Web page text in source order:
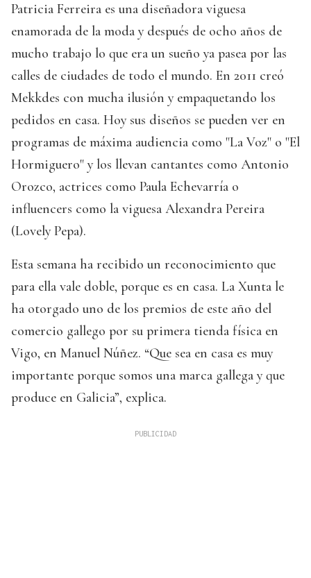
Patricia Ferreira es una diseñadora viguesa
enamorada de la moda y después de ocho años de
mucho trabajo lo que era un sueño ya pasea por las
calles de ciudades de todo el mundo. En 2011 creó
Mekkdes con mucha ilusión y empaquetando los
pedidos en casa. Hoy sus diseños se pueden ver en
programas de máxima audiencia como "La Voz" o "El
Hormiguero" y los llevan cantantes como Antonio
Orozco, actrices como Paula Echevarría o
influencers como la viguesa Alexandra Pereira
(Lovely Pepa).
Esta semana ha recibido un reconocimiento que
para ella vale doble, porque es en casa. La Xunta le
ha otorgado uno de los premios de este año del
comercio gallego por su primera tienda física en
Vigo, en Manuel Núñez. “Que sea en casa es muy
importante porque somos una marca gallega y que
produce en Galicia”, explica.